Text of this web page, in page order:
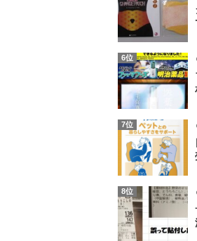
6位
7位
8位